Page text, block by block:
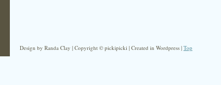
Design by Randa Clay | Copyright © pickipicki | Created in Wordpress | Top